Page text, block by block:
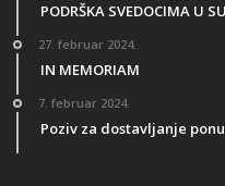
PODRŠKA SVEDOCIMA U
27. februar 2024.
IN MEMORIAM
7. februar 2024.
Poziv za dostavljanje